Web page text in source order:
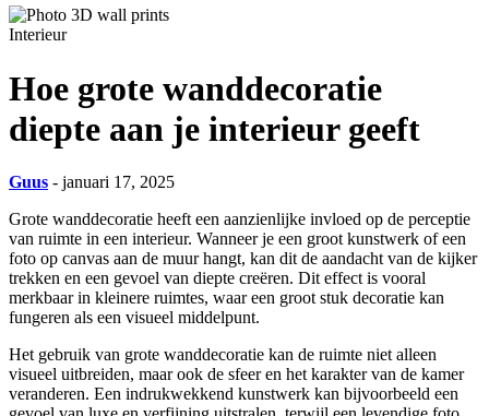
Interieur
Hoe grote wanddecoratie
diepte aan je interieur geeft
Guus - januari 17, 2025
Grote wanddecoratie heeft een aanzienlijke invloed op de perceptie
van ruimte in een interieur. Wanneer je een groot kunstwerk of een
foto op canvas aan de muur hangt, kan dit de aandacht van de kijker
trekken en een gevoel van diepte creëren. Dit effect is vooral
merkbaar in kleinere ruimtes, waar een groot stuk decoratie kan
fungeren als een visueel middelpunt.
Het gebruik van grote wanddecoratie kan de ruimte niet alleen
visueel uitbreiden, maar ook de sfeer en het karakter van de kamer
veranderen. Een indrukwekkend kunstwerk kan bijvoorbeeld een